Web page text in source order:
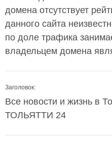
домена отсутствует
данного сайта
по доле трафика
владельцем домена
Заголовок:
Все новости и жизнь в
ТОЛЬЯТТИ 24